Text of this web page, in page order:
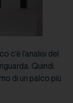
c’è l’analisi del
Quindi
di un palco più